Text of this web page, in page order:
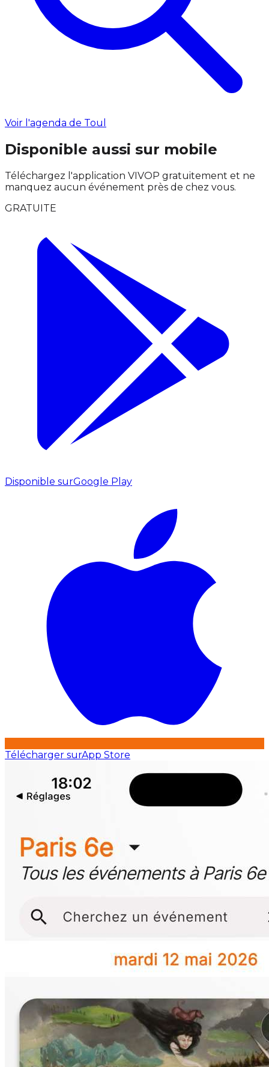
Voir l'agenda de Toul
Disponible aussi sur mobile
Téléchargez l'application VIVOP gratuitement et ne
manquez aucun événement près de chez vous.
GRATUITE
Disponible surGoogle Play
Télécharger surApp Store